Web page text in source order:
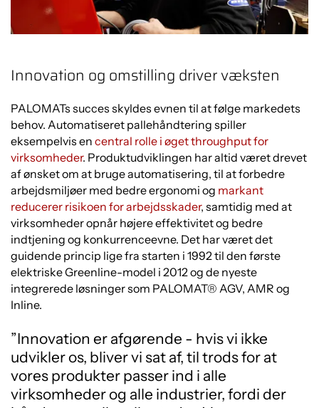
Innovation og omstilling driver væksten
PALOMATs succes skyldes evnen til at følge markedets
behov. Automatiseret pallehåndtering spiller
eksempelvis en central rolle i øget throughput for
virksomheder. Produktudviklingen har altid været drevet
af ønsket om at bruge automatisering, til at forbedre
arbejdsmiljøer med bedre ergonomi og markant
reducerer risikoen for arbejdsskader, samtidig med at
virksomheder opnår højere effektivitet og bedre
indtjening og konkurrenceevne. Det har været det
guidende princip lige fra starten i 1992 til den første
elektriske Greenline-model i 2012 og de nyeste
integrerede løsninger som PALOMAT® AGV, AMR og
Inline.
”Innovation er afgørende - hvis vi ikke
udvikler os, bliver vi sat af, til trods for at
vores produkter passer ind i alle
virksomheder og alle industrier, fordi der